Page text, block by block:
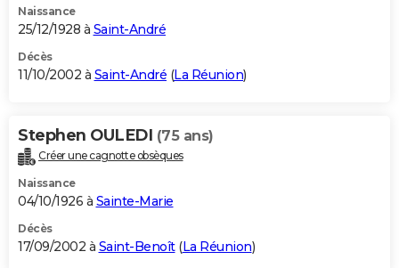
Naissance
25/12/1928 à Saint-André
Décès
11/10/2002 à Saint-André (La Réunion)
Stephen OULEDI (75 ans)
Créer une cagnotte obsèques
Naissance
04/10/1926 à Sainte-Marie
Décès
17/09/2002 à Saint-Benoît(La Réunion)